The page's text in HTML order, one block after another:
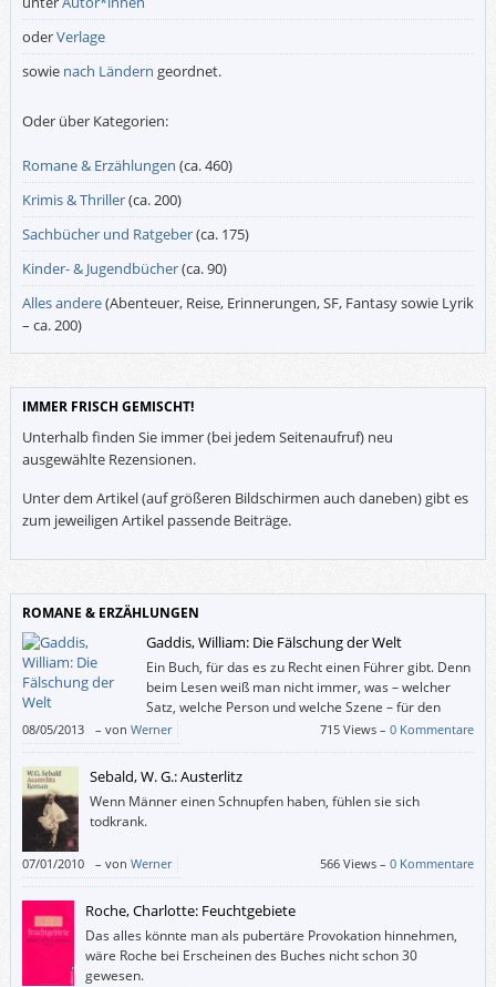
oderVerlage
sowie nach Ländern geordnet.
Oder über Kategorien:
Romane & Erzählungen (ca. 460)
Krimis & Thriller(ca. 200)
Sachbücher und Ratgeber(ca. 175)
Kinder- & Jugendbücher(ca. 90)
Alles andere(Abenteuer, Reise, Erinnerungen, SF, Fantasy sowie Lyrik
– ca. 200)
IMMER FRISCH GEMISCHT!
Unterhalb finden Sie immer (bei jedem Seitenaufruf) neu
ausgewählte Rezensionen.
Unter dem Artikel (auf größeren Bildschirmen auch daneben) gibt es
zum jeweiligen Artikel passende Beiträge.
ROMANE & ERZÄHLUNGEN
Gaddis, William: Die Fälschung der Welt
Ein Buch, für das es zu Recht einen Führer gibt. Denn
beim Lesen weiß man nicht immer, was – welcher
Satz, welche Person und welche Szene – für den
Fortgang der Handlung wichtig ist und was nicht.
08/05/2013 – von Werner 715 Views –0 Kommentare
Sebald, W. G.: Austerlitz
Wenn Männer einen Schnupfen haben, fühlen sie sich
todkrank.
07/01/2010 – von Werner 566 Views –0 Kommentare
Roche, Charlotte: Feuchtgebiete
Das alles könnte man als pubertäre Provokation hinnehmen,
wäre Roche bei Erscheinen des Buches nicht schon 30
gewesen.